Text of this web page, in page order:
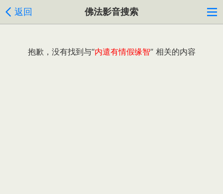
返回 佛法影音搜索
抱歉，没有找到与“内遣有情假缘智” 相关的内容